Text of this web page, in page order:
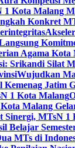
1 Kota Malang
Konkret
Agama Kota
Srikandi Silat
Wujudkan
Jatim
1 Kota Malang
Malang
Sinergi, MTsN 1
Belajar
MTs di